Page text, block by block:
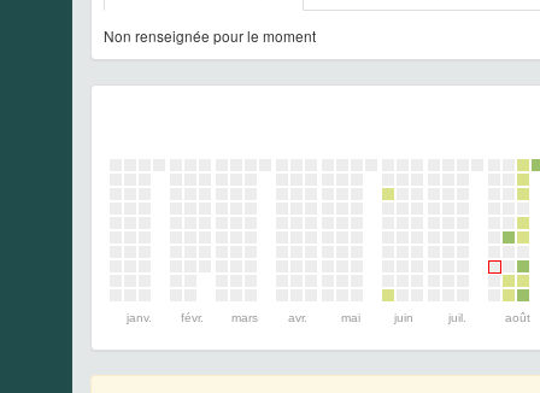
Non renseignée pour le moment
janv. févr. mars avr. mai juin juil. août